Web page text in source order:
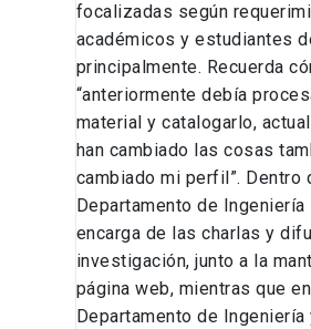
focalizadas según
académicos y estudiantes
principalmente. Recuerda
“anteriormente debía
material y catalogarlo,
han cambiado las cosas
cambiado mi perfil”. Dentro
Departamento de
encarga de las charlas y
investigación, junto a la
página web, mientras que
Departamento de